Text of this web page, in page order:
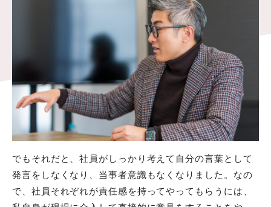
でもそれだと、社員がしっかり考えて自分の言葉として
発言をしなくなり、当事者意識もなくなりました。なの
で、社員それぞれが責任感を持ってやってもらうには、